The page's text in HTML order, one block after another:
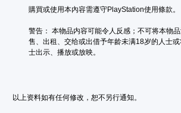
購買或使用本內容需遵守PlayStation使用條款。
警告： 本物品内容可能令人反感；不可将本物
售、出租、交给或出借予年龄未满18岁的人士
士出示、播放或放映。
以上资料如有任何修改，恕不另行通知。